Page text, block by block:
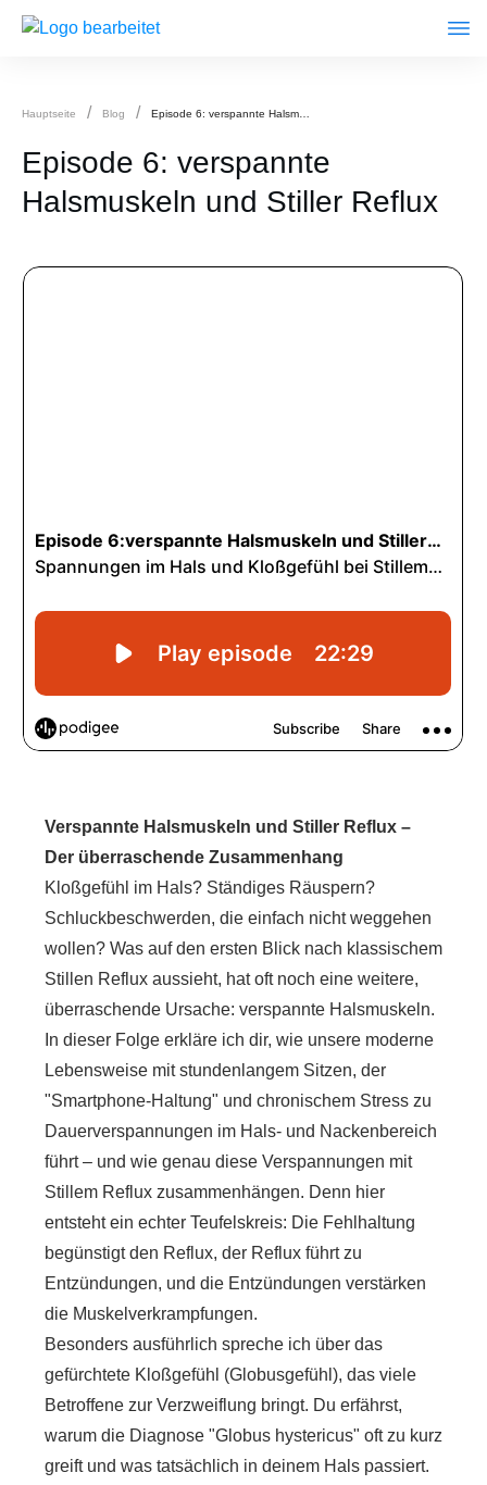
Hauptseite / Blog /
Episode 6: verspannte
Halsmuskeln und Stiller Reflux
Verspannte Halsmuskeln und Stiller Reflux –
Der überraschende Zusammenhang
Kloßgefühl im Hals? Ständiges Räuspern?
Schluckbeschwerden, die einfach nicht weggehen
wollen? Was auf den ersten Blick nach klassischem
Stillen Reflux aussieht, hat oft noch eine weitere,
überraschende Ursache: verspannte Halsmuskeln.
In dieser Folge erkläre ich dir, wie unsere moderne
Lebensweise mit stundenlangem Sitzen, der
"Smartphone-Haltung" und chronischem Stress zu
Dauerverspannungen im Hals- und Nackenbereich
führt – und wie genau diese Verspannungen mit
Stillem Reflux zusammenhängen. Denn hier
entsteht ein echter Teufelskreis: Die Fehlhaltung
begünstigt den Reflux, der Reflux führt zu
Entzündungen, und die Entzündungen verstärken
die Muskelverkrampfungen.
Besonders ausführlich spreche ich über das
gefürchtete Kloßgefühl (Globusgefühl), das viele
Betroffene zur Verzweiflung bringt. Du erfährst,
warum die Diagnose "Globus hystericus" oft zu kurz
greift und was tatsächlich in deinem Hals passiert.